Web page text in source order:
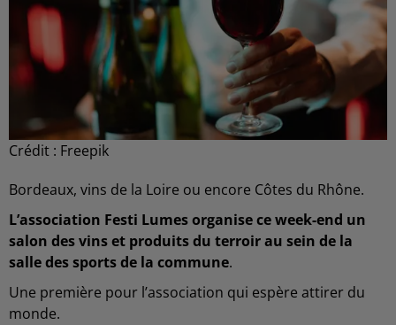
Crédit : Freepik
Bordeaux, vins de la Loire ou encore Côtes du Rhône.
L’association Festi Lumes organise ce week-end un
salon des vins et produits du terroir au sein de la
salle des sports de la commune.
Une première pour l’association qui espère attirer du
monde.